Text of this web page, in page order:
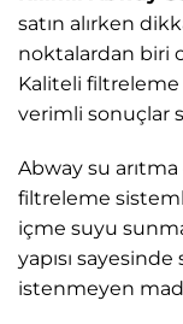
satın alırken
noktalardan biri
Kaliteli
verimli sonuçlar
Abway su
filtreleme
içme suyu
yapısı
istenmeyen